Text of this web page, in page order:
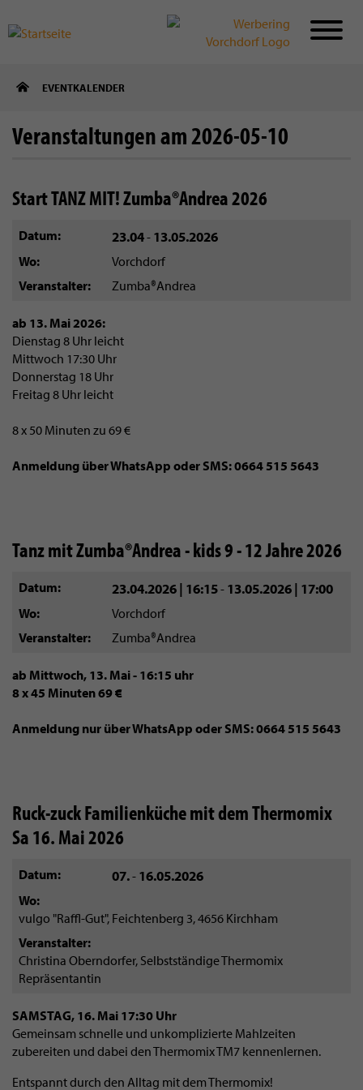
zum
EVENTKALENDER
Veranstaltungen am 2026-05-10
Start TANZ MIT! Zumba®Andrea 2026
Datum 23.04- 13.05.2026
Wo
Vorchdorf
Veranstalter
Zumba®Andrea
ab 13. Mai 2026:
Dienstag 8 Uhr leicht
Mittwoch 17:30 Uhr
Donnerstag 18 Uhr
Freitag 8 Uhr leicht
8 x 50 Minuten zu 69 €
Anmeldung über WhatsApp oder SMS: 0664 515 5643
Tanz mit Zumba®Andrea - kids 9 - 12 Jahre 2026
Datum 23.04.2026 | 16:15- 13.05.2026 | 17:00
Wo
Vorchdorf
Veranstalter
Zumba®Andrea
ab Mittwoch, 13. Mai - 16:15 uhr
8 x 45 Minuten 69 €
Anmeldung nur über WhatsApp oder SMS: 0664 515 5643
Ruck-zuck Familienküche mit dem Thermomix
Sa 16. Mai 2026
Datum 07.- 16.05.2026
Wo
vulgo "Raffl-Gut", Feichtenberg 3, 4656 Kirchham
Veranstalter
Christina Oberndorfer, Selbstständige Thermomix
Repräsentantin
SAMSTAG, 16. Mai 17:30 Uhr
Gemeinsam schnelle und unkomplizierte Mahlzeiten
zubereiten und dabei den Thermomix TM7 kennenlernen.
Entspannt durch den Alltag mit dem Thermomix!